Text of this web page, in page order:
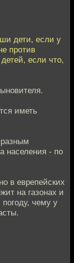
дети, если у
против
если что,
иметь
населения - по
в еврепейских
на газонах и
чему у